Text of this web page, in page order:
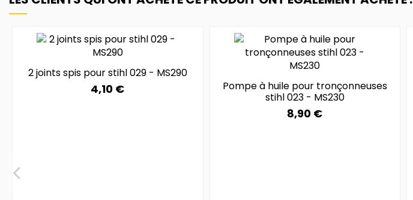
2 joints spis pour stihl 029 - MS290
4,10 €
Pompe à huile pour tronçonneuses
stihl 023 - MS230
8,90 €